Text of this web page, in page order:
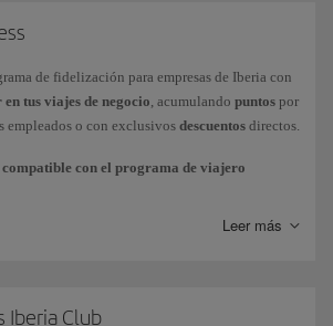
de fidelización para empresas de Iberia con
tus viajes de negocio, acumulando puntos por
empleados o con exclusivos descuentos directos.
con el programa de viajero
en su cuenta o
mejoras de clases a cabinas superiores con
Leer más
Iberia Club